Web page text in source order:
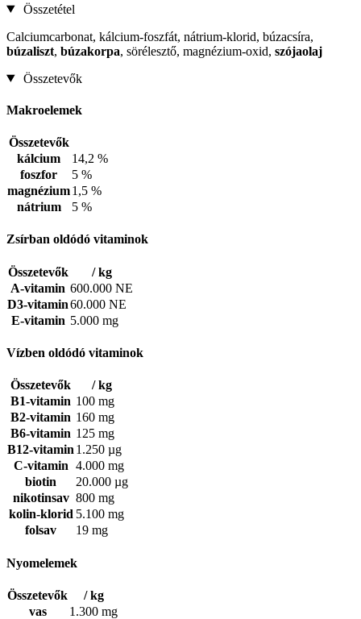
Összetétel
Calciumcarbonat, kálcium-foszfát, nátrium-klorid, búzacsíra,
búzaliszt, búzakorpa, sörélesztő, magnézium-oxid, szójaolaj
Összetevők
Makroelemek
Összetevők
kálcium
14,2 %
foszfor
5 %
magnézium1,5 %
nátrium
5 %
Zsírban oldódó vitaminok
Összetevők
/ kg
A-vitamin 600.000 NE
D3-vitamin60.000 NE
E-vitamin 5.000 mg
Vízben oldódó vitaminok
Összetevők
/ kg
B1-vitamin 100 mg
B2-vitamin 160 mg
B6-vitamin 125 mg
B12-vitamin 1.250 µg
C-vitamin 4.000 mg
biotin
20.000 µg
nikotinsav 800 mg
kolin-klorid 5.100 mg
folsav
19 mg
Nyomelemek
Összetevők
/ kg
vas
1.300 mg